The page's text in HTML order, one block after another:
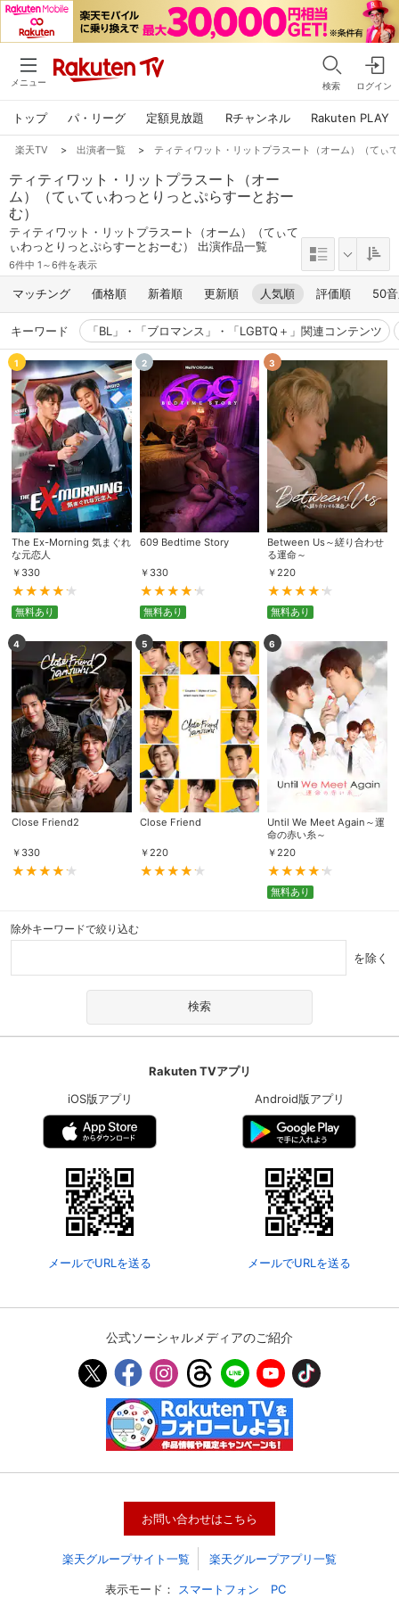
メニュー 検索 ログイン
トップ パ・リーグ 定額見放題 Rチャンネル Rakuten PLAY
会員情報
基本情報、本人連絡先、パスワード 、クレ
ジットカード情報の変更が可能です。
決済方法の変更が可能です。
楽天TV > 出演者一覧 > ティティワット・リットプラスート（オーム）（てぃ
ティティワット・リットプラスート（オー
ム）（てぃてぃわっとりっとぷらすーとおー
む）
ティティワット・リットプラスート（オーム）（てぃて
ぃわっとりっとぷらすーとおーむ） 出演作品一覧
6件中 1～6件を表示
マッチング 価格順 新着順 更新順 人気順 評価順 50
キーワード 「BL」・「ブロマンス」・「LGBTQ＋」関連コンテンツ
1
The Ex-Morning 気まぐれ
な元恋人
￥ 330
無料あり
2
609 Bedtime Story
￥ 330
無料あり
3
Between Us～縒り合わせ
る運命～
￥ 220
無料あり
4
Close Friend2
￥ 330
5
Close Friend
￥ 220
6
Until We Meet Again～運
命の赤い糸～
￥ 220
無料あり
除外キーワードで絞り込む
を除く
Rakuten TVアプリ
iOS版アプリ
メールでURLを送る
Android版アプリ
メールでURLを送る
公式ソーシャルメディアのご紹介
お問い合わせはこちら
楽天グループサイト一覧 楽天グループアプリ一覧
表示モード： スマートフォン PC